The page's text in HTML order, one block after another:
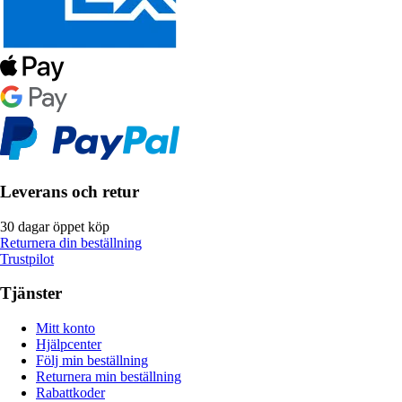
Leverans och retur
30 dagar öppet köp
Returnera din beställning
Trustpilot
Tjänster
Mitt konto
Hjälpcenter
Följ min beställning
Returnera min beställning
Rabattkoder